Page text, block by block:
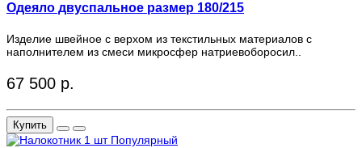
Одеяло двуспальное размер 180/215
Изделие швейное с верхом из текстильных материалов с
наполнителем из смеси микросфер натриевоборосил..
67 500 р.
Купить
Популярный